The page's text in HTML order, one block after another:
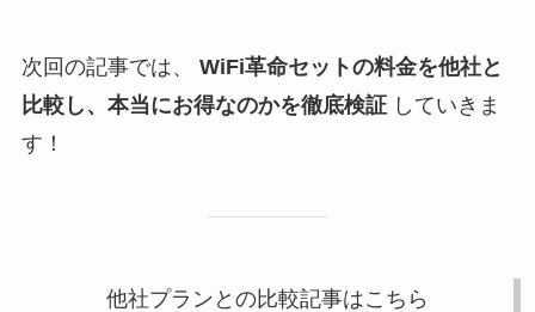
次回の記事では、 WiFi革命セットの料金を他社と
比較し、本当にお得なのかを徹底検証していきま
す！
他社プランとの比較記事はこちら